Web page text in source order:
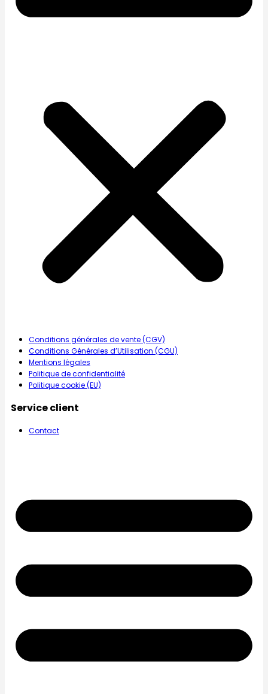
Conditions générales de vente (CGV)
Conditions Générales d’Utilisation (CGU)
Mentions légales
Politique de confidentialité
Politique cookie (EU)
Service client
Contact